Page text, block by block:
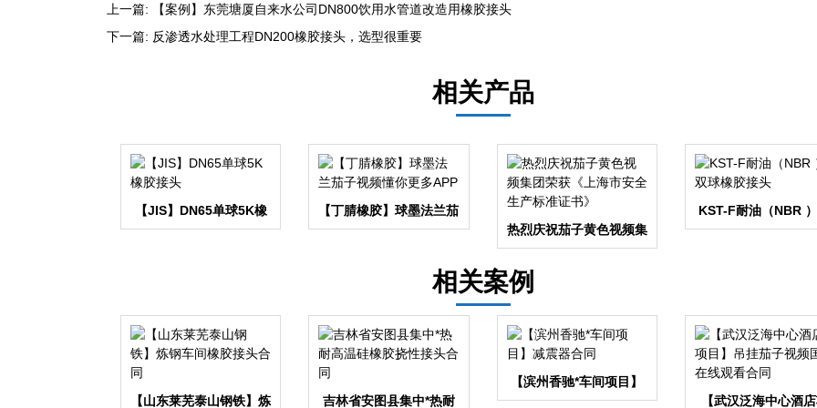
上一篇:
【案例】东莞塘厦自来水公司DN800饮用水管道改造用橡胶接头
下一篇: 反渗透水处理工程DN200橡胶接头，选型很重要
相关产品
【JIS】DN65单球5K橡
胶接头
【丁腈橡胶】球墨法兰茄
子视频懂你更多APP
热烈庆祝茄子黄色视频集
团荣获《上海市安全生产
KST-F耐油（NBR
球橡胶接头
相关案例
【山东莱芜泰山钢铁】炼 吉林省安图县集中*热耐
【滨州香驰*车间项目】
减震器合同
【武汉泛海中心酒